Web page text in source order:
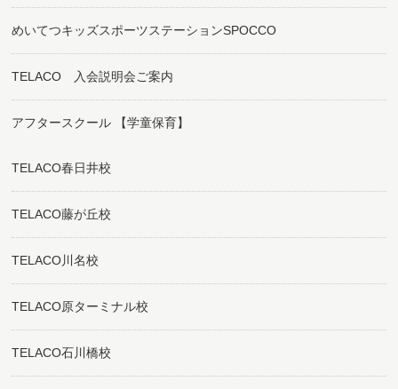
めいてつキッズスポーツステーションSPOCCO
TELACO 入会説明会ご案内
アフタースクール 【学童保育】
TELACO春日井校
TELACO藤が丘校
TELACO川名校
TELACO原ターミナル校
TELACO石川橋校